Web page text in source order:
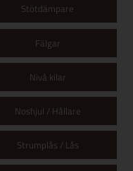
Stötdämpare
Fälgar
Nivå kilar
Noshjul / Hållare
Strumplås / Lås